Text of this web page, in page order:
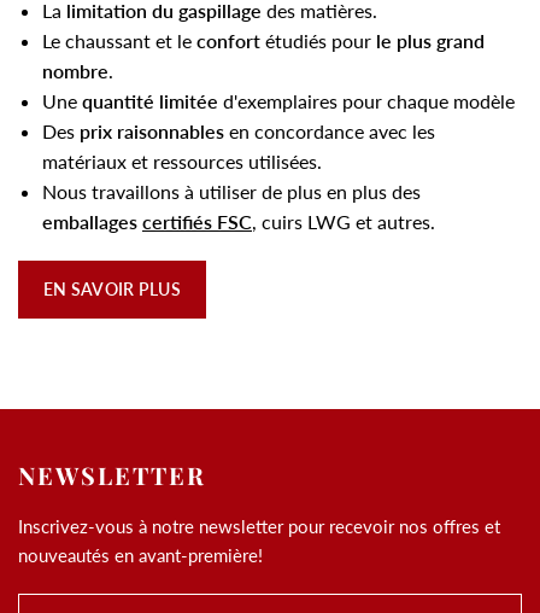
La limitation du gaspillage des matières.
Le chaussant et le confort étudiés pour le plus grand
nombre.
Une quantité limitée d'exemplaires pour chaque modèle
Des prix raisonnables en concordance avec les
matériaux et ressources utilisées.
Nous travaillons à utiliser de plus en plus des
emballages certifiés FSC, cuirs LWG et autres.
EN SAVOIR PLUS
NEWSLETTER
Inscrivez-vous à notre newsletter pour recevoir nos offres et
nouveautés en avant-première!